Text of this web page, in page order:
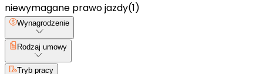
niewymagane prawo jazdy(1)
Wynagrodzenie
Rodzaj umowy
Tryb pracy